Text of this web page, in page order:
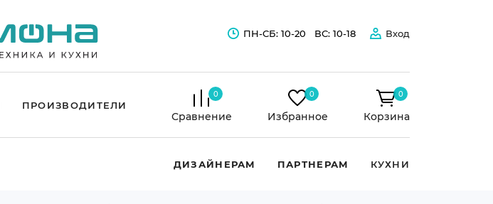
ПН-СБ: 10-20 ВС: 10-18 Вход
ПРОИЗВОДИТЕЛИ
Сравнение
0
Избранное
0
Корзина
0
ДИЗАЙНЕРАМ ПАРТНЕРАМ КУХНИ